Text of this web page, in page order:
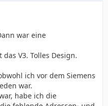
war eine
V3. Tolles Design.
ich vor dem Siemens
war.
habe ich die